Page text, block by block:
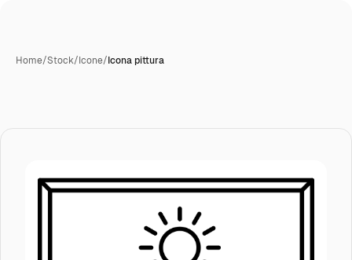
Home/Stock/Icone/Icona pittura